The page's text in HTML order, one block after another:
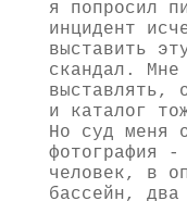
я попросил
инцидент
выставить
скандал. Мне
выставлять,
и каталог
Но суд меня
фотография -
человек, в
бассейн,